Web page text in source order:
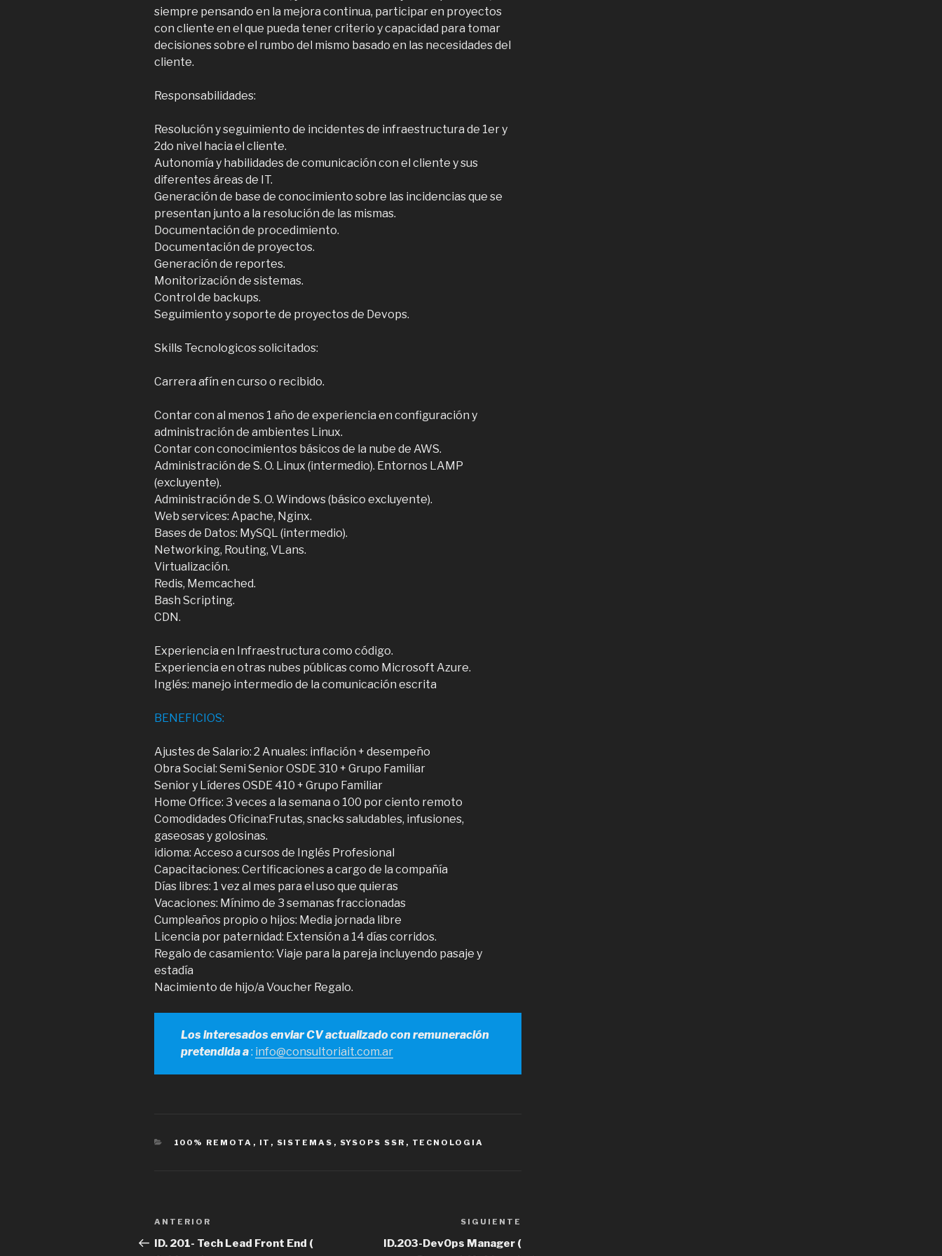
siempre pensando en la mejora continua, participar en proyectos
con cliente en el que pueda tener criterio y capacidad para tomar
decisiones sobre el rumbo del mismo basado en las necesidades del
cliente.
Responsabilidades:
Resolución y seguimiento de incidentes de infraestructura de 1er y
2do nivel hacia el cliente.
Autonomía y habilidades de comunicación con el cliente y sus
diferentes áreas de IT.
Generación de base de conocimiento sobre las incidencias que se
presentan junto a la resolución de las mismas.
Documentación de procedimiento.
Documentación de proyectos.
Generación de reportes.
Monitorización de sistemas.
Control de backups.
Seguimiento y soporte de proyectos de Devops.
Skills Tecnologicos solicitados:
Carrera afín en curso o recibido.
Contar con al menos 1 año de experiencia en configuración y
administración de ambientes Linux.
Contar con conocimientos básicos de la nube de AWS.
Administración de S. O. Linux (intermedio). Entornos LAMP
(excluyente).
Administración de S. O. Windows (básico excluyente).
Web services: Apache, Nginx.
Bases de Datos: MySQL (intermedio).
Networking, Routing, VLans.
Virtualización.
Redis, Memcached.
Bash Scripting.
CDN.
Experiencia en Infraestructura como código.
Experiencia en otras nubes públicas como Microsoft Azure.
Inglés: manejo intermedio de la comunicación escrita
BENEFICIOS:
Ajustes de Salario: 2 Anuales: inflación + desempeño
Obra Social: Semi Senior OSDE 310 + Grupo Familiar
Senior y Líderes OSDE 410 + Grupo Familiar
Home Office: 3 veces a la semana o 100 por ciento remoto
Comodidades Oficina:Frutas, snacks saludables, infusiones,
gaseosas y golosinas.
idioma: Acceso a cursos de Inglés Profesional
Capacitaciones: Certificaciones a cargo de la compañía
Días libres: 1 vez al mes para el uso que quieras
Vacaciones: Mínimo de 3 semanas fraccionadas
Cumpleaños propio o hijos: Media jornada libre
Licencia por paternidad: Extensión a 14 días corridos.
Regalo de casamiento: Viaje para la pareja incluyendo pasaje y
estadía
Nacimiento de hijo/a Voucher Regalo.
Los interesados enviar CV actualizado con remuneración
pretendida a: info@consultoriait.com.ar
CATEGORÍAS
100% REMOTA , IT , SISTEMAS , SYSOPS SSR , TECNOLOGIA
Navegación
de
Entrada
anterior
ANTERIOR
ID. 201- Tech Lead Front End (
entrada
SIGUIENTE
ID.203-DevOps Manager (